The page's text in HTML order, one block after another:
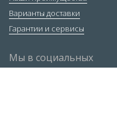
Варианты доставки
Гарантии и сервисы
Мы в социальных
сетях